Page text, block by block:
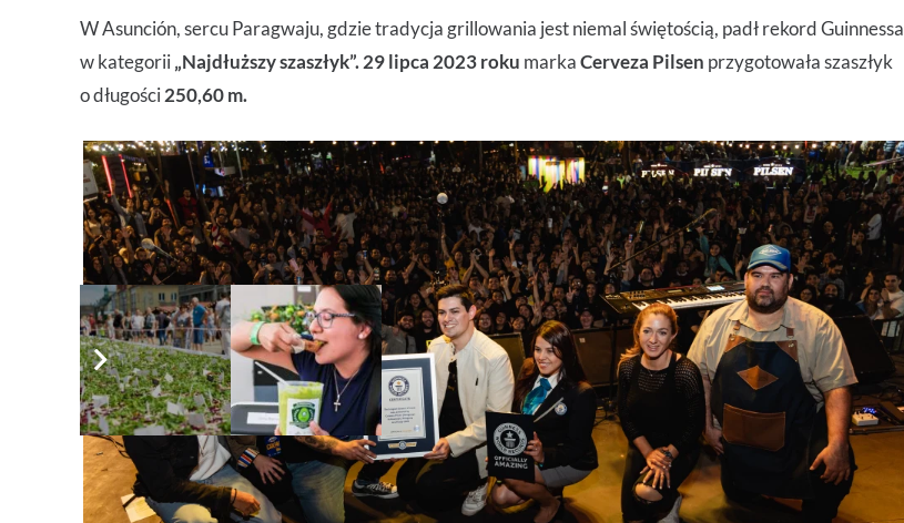
WAsunción,sercu Paragwaju, gdzie tradycja grillowania jest niemal świętością, padł rekord Guinnessa
w kategorii„Najdłuższy szaszłyk”. 29 lipca 2023 roku markaCerveza Pilsen przygotowała szaszłyk
o długości250,60 m.